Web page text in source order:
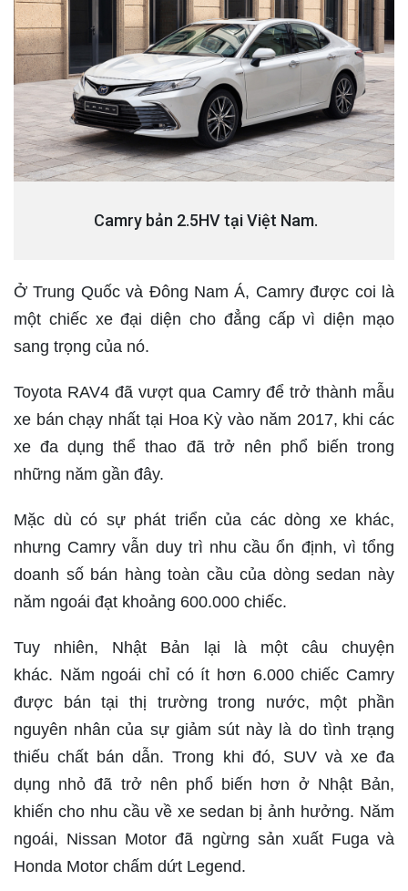
Camry bản 2.5HV tại Việt Nam.
Ở Trung Quốc và Đông Nam Á, Camry được coi là
một chiếc xe đại diện cho đẳng cấp vì diện mạo
sang trọng của nó.
Toyota RAV4 đã vượt qua Camry để trở thành mẫu
xe bán chạy nhất tại Hoa Kỳ vào năm 2017, khi các
xe đa dụng thể thao đã trở nên phổ biến trong
những năm gần đây.
Mặc dù có sự phát triển của các dòng xe khác,
nhưng Camry vẫn duy trì nhu cầu ổn định, vì tổng
doanh số bán hàng toàn cầu của dòng sedan này
năm ngoái đạt khoảng 600.000 chiếc.
Tuy nhiên, Nhật Bản lại là một câu chuyện
khác. Năm ngoái chỉ có ít hơn 6.000 chiếc Camry
được bán tại thị trường trong nước, một phần
nguyên nhân của sự giảm sút này là do tình trạng
thiếu chất bán dẫn. Trong khi đó, SUV và xe đa
dụng nhỏ đã trở nên phổ biến hơn ở Nhật Bản,
khiến cho nhu cầu về xe sedan bị ảnh hưởng. Năm
ngoái, Nissan Motor đã ngừng sản xuất Fuga và
Honda Motor chấm dứt Legend.